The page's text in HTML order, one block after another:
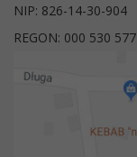
NIP: 826-14-30-904
REGON: 000 530 577